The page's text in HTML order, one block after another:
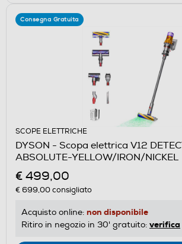
Consegna Gratuita
SCOPE ELETTRICHE
DYSON - Scopa elettrica V12
ABSOLUTE-YELLOW/IRON/NICKEL
€ 499,00
€ 699,00consigliato
Acquisto online: non disponibile
Ritiro in negozio in 30' gratuito: verifica